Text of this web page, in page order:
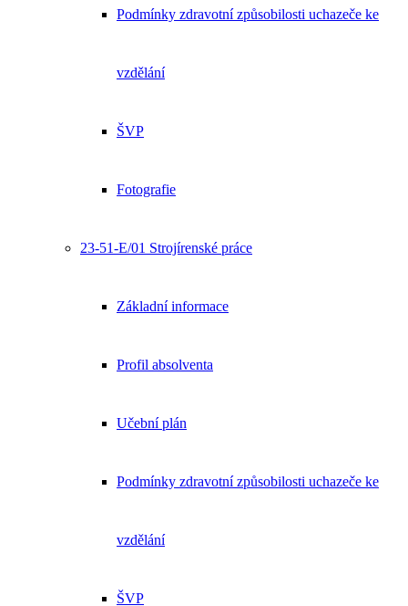
Podmínky zdravotní způsobilosti uchazeče ke
vzdělání
ŠVP
Fotografie
23-51-E/01 Strojírenské práce
Základní informace
Profil absolventa
Učební plán
Podmínky zdravotní způsobilosti uchazeče ke
vzdělání
ŠVP